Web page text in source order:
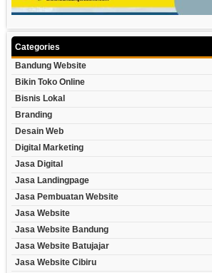
Categories
Bandung Website
Bikin Toko Online
Bisnis Lokal
Branding
Desain Web
Digital Marketing
Jasa Digital
Jasa Landingpage
Jasa Pembuatan Website
Jasa Website
Jasa Website Bandung
Jasa Website Batujajar
Jasa Website Cibiru